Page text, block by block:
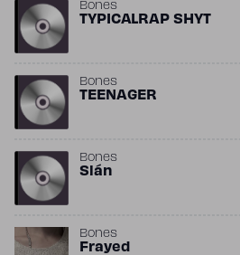
Bones
TYPICALRAP SHYT
Bones
TEENAGER
Bones
Slán
Bones
Frayed